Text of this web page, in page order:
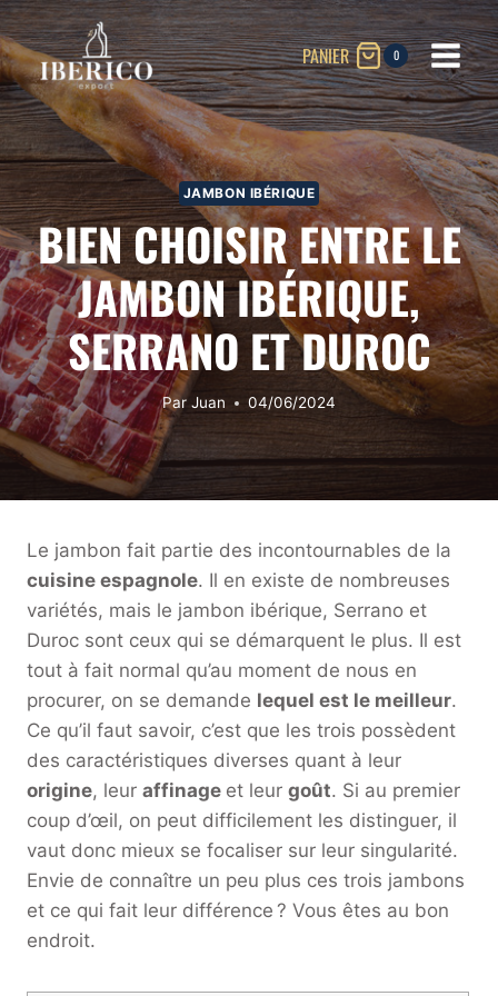
Aller
au
contenu
PANIER 0
JAMBON IBÉRIQUE
BIEN CHOISIR ENTRE LE
JAMBON IBÉRIQUE,
SERRANO ET DUROC
Par Juan 04/06/2024
Le jambon fait partie des incontournables de la
cuisine espagnole. Il en existe de nombreuses
variétés, mais le jambon ibérique, Serrano et
Duroc sont ceux qui se démarquent le plus. Il est
tout à fait normal qu’au moment de nous en
procurer, on se demande lequel est le meilleur.
Ce qu’il faut savoir, c’est que les trois possèdent
des caractéristiques diverses quant à leur
origine, leur affinage et leur goût. Si au premier
coup d’œil, on peut difficilement les distinguer, il
vaut donc mieux se focaliser sur leur singularité.
Envie de connaître un peu plus ces trois jambons
et ce qui fait leur différence ? Vous êtes au bon
endroit.